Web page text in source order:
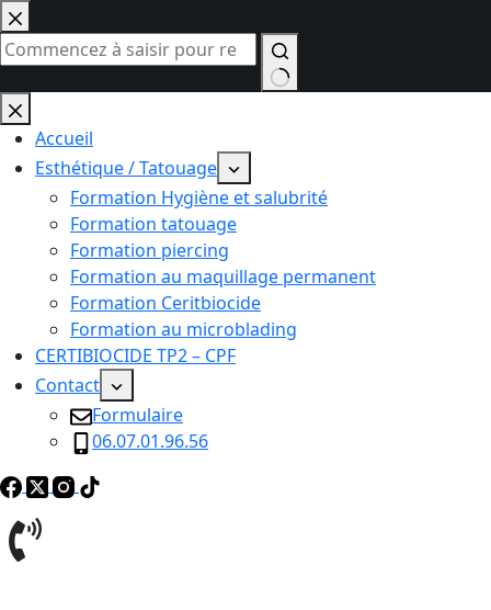
Passer
au
contenu
Aucun
résultatAccueil
Esthétique / Tatouage
Formation Hygiène et salubrité
Formation tatouage
Formation piercing
Formation au maquillage permanent
Formation Ceritbiocide
Formation au microblading
CERTIBIOCIDE TP2 – CPF
Contact
Formulaire
06.07.01.96.56